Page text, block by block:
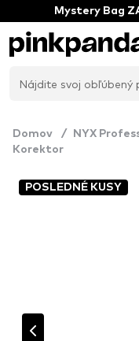
Mystery Bag
Domov / NYX
Korektor
POSLEDNÉ KUSY